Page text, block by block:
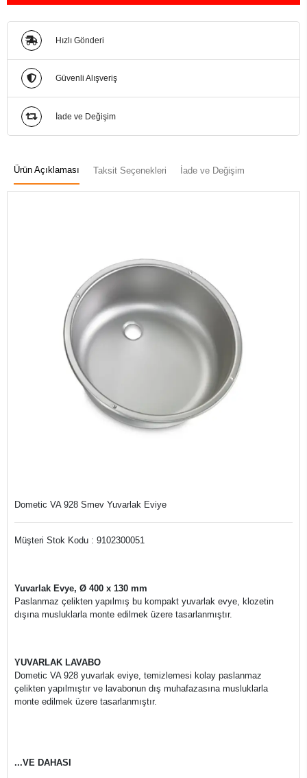
Hızlı Gönderi
Güvenli Alışveriş
İade ve Değişim
Ürün Açıklaması Taksit Seçenekleri İade ve Değişim
Dometic VA 928 Smev Yuvarlak Eviye
Müşteri Stok Kodu : 9102300051
Yuvarlak Evye, Ø 400 x 130 mm
Paslanmaz çelikten yapılmış bu kompakt yuvarlak evye, klozetin
dışına musluklarla monte edilmek üzere tasarlanmıştır.
YUVARLAK LAVABO
Dometic VA 928 yuvarlak eviye, temizlemesi kolay paslanmaz
çelikten yapılmıştır ve lavabonun dış muhafazasına musluklarla
monte edilmek üzere tasarlanmıştır.
...VE DAHASI